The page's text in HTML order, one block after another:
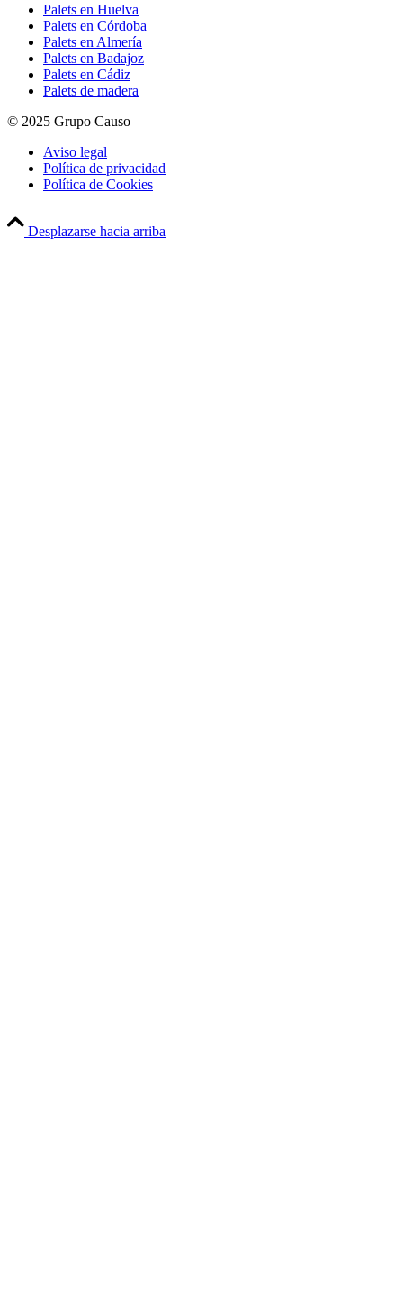
Palets en Huelva
Palets en Córdoba
Palets en Almería
Palets en Badajoz
Palets en Cádiz
Palets de madera
© 2025 Grupo Causo
Aviso legal
Política de privacidad
Política de Cookies
Desplazarse hacia arriba